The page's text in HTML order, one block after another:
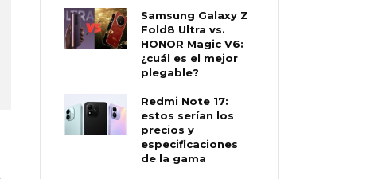
Samsung Galaxy Z
Fold8 Ultra vs.
HONOR Magic V6:
¿cuál es el mejor
plegable?
Redmi Note 17:
estos serían los
precios y
especificaciones
de la gama